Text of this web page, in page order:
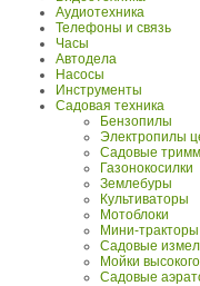
Аудиотехника
Телефоны и связь
Часы
Автодела
Насосы
Инструменты
Садовая техника
Бензопилы
Электропилы
Садовые
Газонокосилки
Землебуры
Культиваторы
Мотоблоки
Мини-тракторы
Садовые
Мойки
Садовые